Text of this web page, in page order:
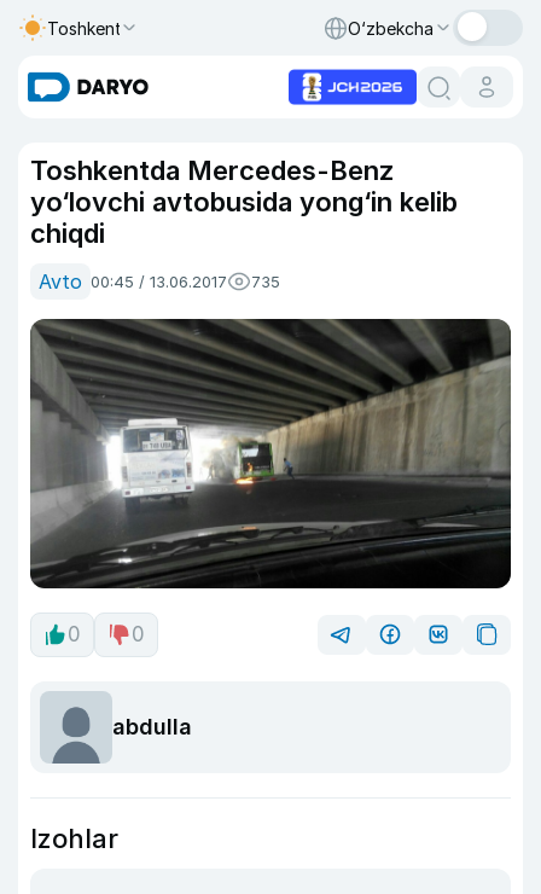
Toshkent O‘zbekcha
Toshkentda Mercedes-Benz
yo‘lovchi avtobusida yong‘in kelib
chiqdi
Avto 00:45 / 13.06.2017 735
0 0
abdulla
Izohlar